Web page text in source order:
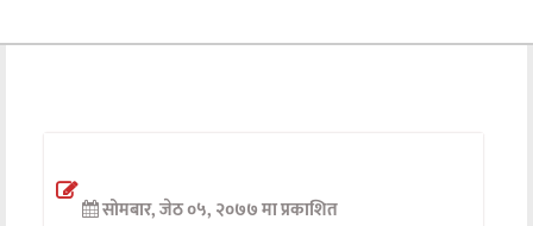
अन्तर्वार्ता
सोमबार, जेठ ०५, २०७७ मा प्रकाशित